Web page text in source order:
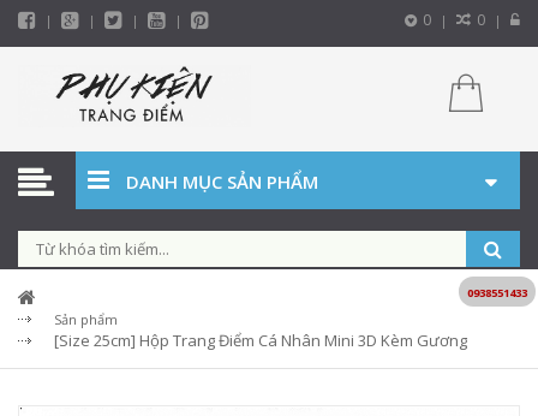
0 0
DANH MỤC SẢN PHẨM
Sản phẩm
[Size 25cm] Hộp Trang Điểm Cá Nhân Mini 3D Kèm Gương
0938551433